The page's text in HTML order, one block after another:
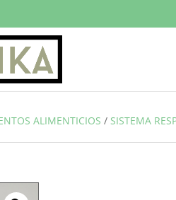
ALIMENTICIOS / SISTEMA